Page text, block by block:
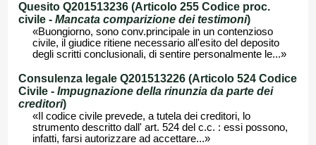
Quesito Q201513236 (Articolo 255 Codice proc.
civile - Mancata comparizione dei testimoni)
«Buongiorno, sono conv.principale in un contenzioso
civile, il giudice ritiene necessario all'esito del deposito
degli scritti conclusionali, di sentire personalmente le...»
Consulenza legale Q201513226 (Articolo 524 Codice
Civile - Impugnazione della rinunzia da parte dei
creditori)
«Il codice civile prevede, a tutela dei creditori, lo
strumento descritto dall' art. 524 del c.c. : essi possono,
infatti, farsi autorizzare ad accettare...»